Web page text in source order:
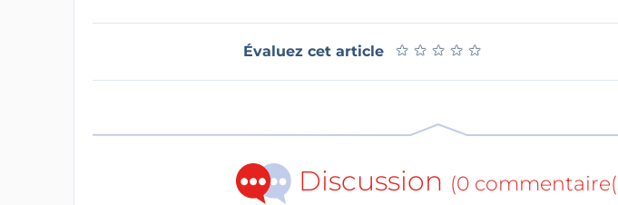
Évaluez cet article ★ ★ ★ ★ ★
★ ★ ★ ★ ★
Discussion (0